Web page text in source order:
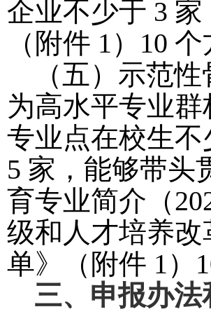
企业不少于 3
（附件 1）10
（五）示范
为高水平专业
专业点在校生
5 家，能够带头
育专业简介（
级和人才培养
单》（附件 1）
三、申报办